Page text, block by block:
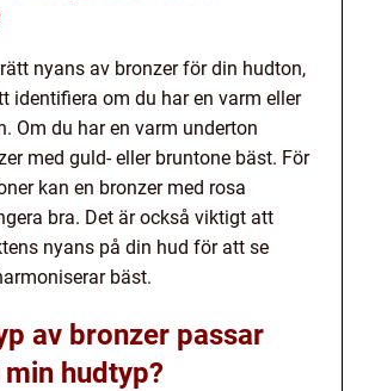
nyans av bronzer för din hudton,
identifiera om du har en varm eller
Om du har en varm underton
med guld- eller bruntone bäst. För
kan en bronzer med rosa
bra. Det är också viktigt att
nyans på din hud för att se
bäst.
av bronzer passar
hudtyp?